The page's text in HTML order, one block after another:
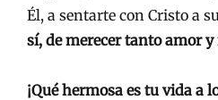
Él, a sentarte con Cristo a
sí, de merecer tanto amor
¡Qué hermosa es tu vida a